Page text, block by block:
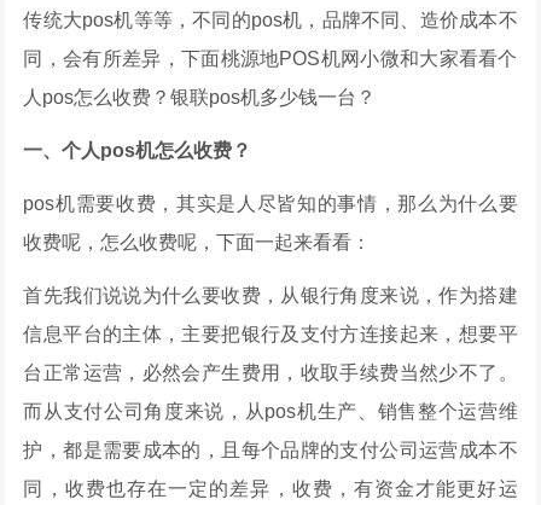
传统大pos机等等，不同的pos机，品牌不同、造价成本不
同，会有所差异，下面桃源地POS机网小微和大家看看个
人pos怎么收费？银联pos机多少钱一台？
一、个人pos机怎么收费？
pos机需要收费，其实是人尽皆知的事情，那么为什么要
收费呢，怎么收费呢，下面一起来看看：
首先我们说说为什么要收费，从银行角度来说，作为搭建
信息平台的主体，主要把银行及支付方连接起来，想要平
台正常运营，必然会产生费用，收取手续费当然少不了。
而从支付公司角度来说，从pos机生产、销售整个运营维
护，都是需要成本的，且每个品牌的支付公司运营成本不
同，收费也存在一定的差异，收费，有资金才能更好运